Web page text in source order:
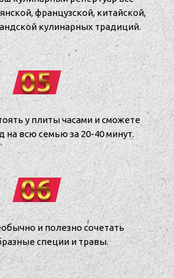
французской, китайской,
кулинарных традиций.
у плиты часами и сможете
на всю семью за 20-40 минут.
и полезно сочетать
специи и травы.